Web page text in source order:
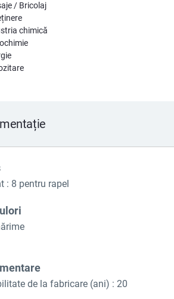
/ Bricolaj
chimică
: 8 pentru rapel
de la fabricare (ani) : 20